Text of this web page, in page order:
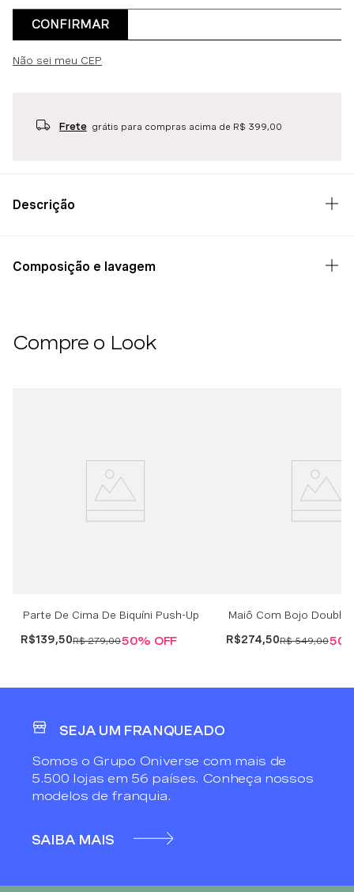
CONFIRMAR
Não sei meu CEP
Frete grátis para compras acima de R$ 399,00
Descrição
Composição e lavagem
Compre o Look
Parte De Cima De Biquíni Push-Up
R$139,50R$ 279,0050% OFF
Maiô Com Bojo Double
R$274,50R$ 549,00
SEJA UM FRANQUEADO
Somos o Grupo Oniverse com mais de
5.500 lojas em 56 países. Conheça nossos
modelos de franquia.
SAIBA MAIS